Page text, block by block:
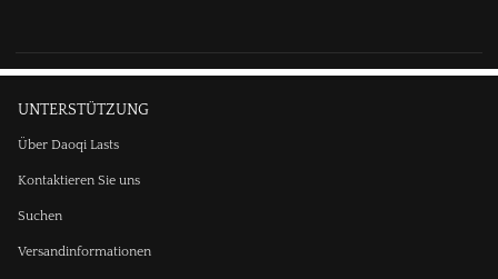
UNTERSTÜTZUNG
Über Daoqi Lasts
Kontaktieren Sie uns
Suchen
Versandinformationen